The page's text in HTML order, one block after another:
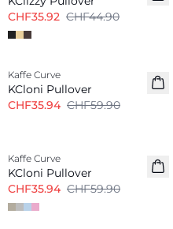
CHF35.92 CHF44.90
Kaffe Curve
KCloni Pullover
CHF35.94 CHF59.90
Kaffe Curve
KCloni Pullover
CHF35.94 CHF59.90
-50%